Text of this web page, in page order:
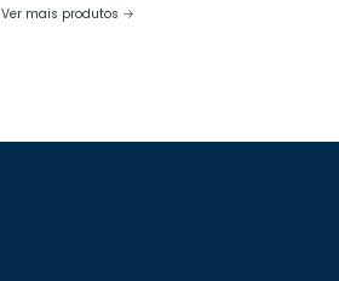
Ver mais produtos